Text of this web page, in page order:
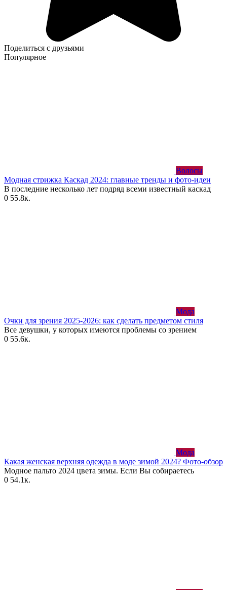
Поделиться с друзьями
Популярное
Волосы
Модная стрижка Каскад 2024: главные тренды и фото-идеи
В последние несколько лет подряд всеми известный каскад
0 55.8к.
Мода
Очки для зрения 2025-2026: как сделать предметом стиля
Все девушки, у которых имеются проблемы со зрением
0 55.6к.
Мода
Какая женская верхняя одежда в моде зимой 2024? Фото-обзор
Модное пальто 2024 цвета зимы. Если Вы собираетесь
0 54.1к.